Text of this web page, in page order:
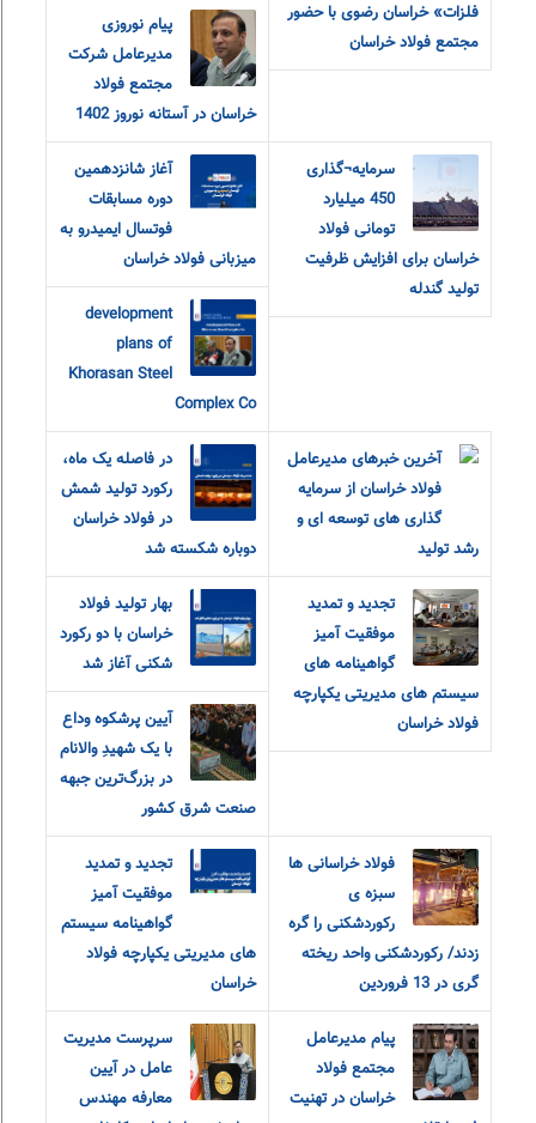
فلزات» خراسان رضوی با حضور
مجتمع فولاد خراسان
پیام نوروزی
مدیرعامل شرکت
مجتمع فولاد
خراسان در آستانه نوروز 1402
سرمایه¬گذاری
450 میلیارد
تومانی فولاد
خراسان برای افزایش ظرفیت
تولید گندله
آغاز شانزدهمین
دوره مسابقات
فوتسال ایمیدرو به
میزبانی فولاد خراسان
development
plans of
Khorasan Steel
Complex Co
آخرین خبرهای مدیرعامل
فولاد خراسان از سرمایه
گذاری های توسعه ای و
رشد تولید
در فاصله یک ماه،
رکورد تولید شمش
در فولاد خراسان
دوباره شکسته شد
تجدید و تمدید
موفقیت آمیز
گواهینامه های
سیستم های مدیریتی یکپارچه
فولاد خراسان
بهار تولید فولاد
خراسان با‌ دو رکورد
شکنی آغاز شد
آیین پرشکوه وداع
با یک شهیدِ والانام
در بزرگ‌ترین جبهه
صنعت شرق کشور
فولاد خراسانی ها
سبزه ی
رکوردشکنی را گره
زدند/ رکوردشکنی واحد ریخته
گری در 13 فروردین
تجدید و تمدید
موفقیت آمیز
گواهینامه سیستم
های مدیریتی یکپارچه فولاد
خراسان
پیام مدیرعامل
مجتمع فولاد
خراسان در تهنیت
سرپرست مدیریت
عامل در آیین
معارفه مهندس